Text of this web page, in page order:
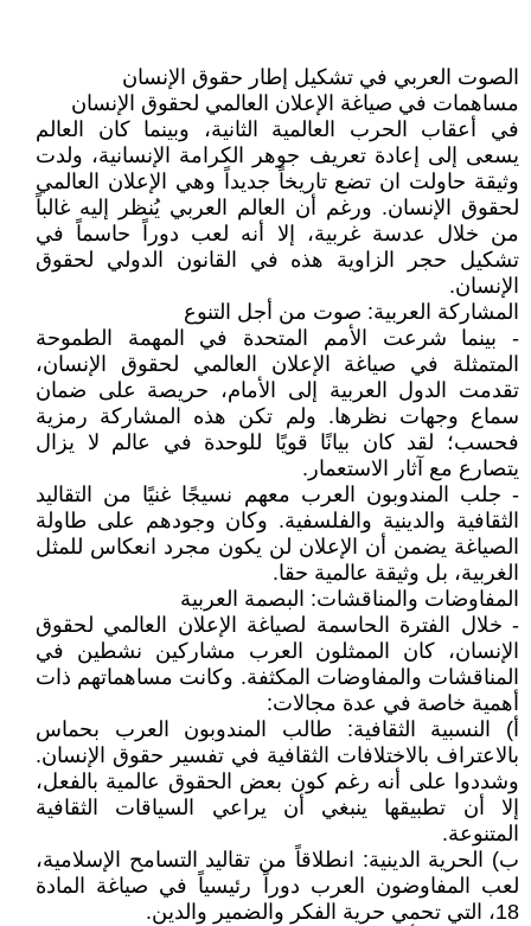
الصوت العربي في تشكيل إطار حقوق الإنسان
مساهمات في صياغة الإعلان العالمي لحقوق الإنسان
في أعقاب الحرب العالمية الثانية، وبينما كان العالم
يسعى إلى إعادة تعريف جوهر الكرامة الإنسانية، ولدت
وثيقة حاولت ان تضع تاريخاً جديداً وهي الإعلان العالمي
لحقوق الإنسان. ورغم أن العالم العربي يُنظر إليه غالباً
من خلال عدسة غربية، إلا أنه لعب دوراً حاسماً في
تشكيل حجر الزاوية هذه في القانون الدولي لحقوق
الإنسان.
المشاركة العربية: صوت من أجل التنوع
- بينما شرعت الأمم المتحدة في المهمة الطموحة
المتمثلة في صياغة الإعلان العالمي لحقوق الإنسان،
تقدمت الدول العربية إلى الأمام، حريصة على ضمان
سماع وجهات نظرها. ولم تكن هذه المشاركة رمزية
فحسب؛ لقد كان بيانًا قويًا للوحدة في عالم لا يزال
يتصارع مع آثار الاستعمار.
- جلب المندوبون العرب معهم نسيجًا غنيًا من التقاليد
الثقافية والدينية والفلسفية. وكان وجودهم على طاولة
الصياغة يضمن أن الإعلان لن يكون مجرد انعكاس للمثل
الغربية، بل وثيقة عالمية حقا.
المفاوضات والمناقشات: البصمة العربية
- خلال الفترة الحاسمة لصياغة الإعلان العالمي لحقوق
الإنسان، كان الممثلون العرب مشاركين نشطين في
المناقشات والمفاوضات المكثفة. وكانت مساهماتهم ذات
أهمية خاصة في عدة مجالات:
‌أ) النسبية الثقافية: طالب المندوبون العرب بحماس
بالاعتراف بالاختلافات الثقافية في تفسير حقوق الإنسان.
وشددوا على أنه رغم كون بعض الحقوق عالمية بالفعل،
إلا أن تطبيقها ينبغي أن يراعي السياقات الثقافية
المتنوعة.
‌ب) الحرية الدينية: انطلاقاً من تقاليد التسامح الإسلامية،
لعب المفاوضون العرب دوراً رئيسياً في صياغة المادة
18، التي تحمي حرية الفكر والضمير والدين.